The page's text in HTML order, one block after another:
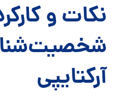
نکات و
آرکتایپی